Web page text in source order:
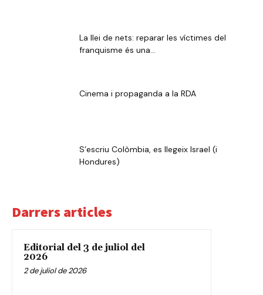
La llei de nets: reparar les víctimes del
franquisme és una...
Cinema i propaganda a la RDA
S’escriu Colòmbia, es llegeix Israel (i
Hondures)
Darrers articles
Editorial del 3 de juliol del
2026
2 de juliol de 2026